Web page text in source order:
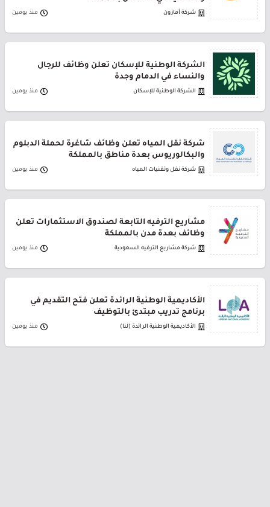
شركة أمازون منذ يومين
الشركة الوطنية للإسكان تعلن وظائف للرجال
والنساء في الدمام وجدة
الشركة الوطنية للإسكان منذ يومين
شركة نقل المياه تعلن وظائف شاغرة لحملة الدبلوم
والبكالوريوس بعدة مناطق بالمملكة
شركة نقل وتقنيات المياه منذ يومين
مشاريع الترفيه التابعة لصندوق الاستثمارات تعلن
وظائف بعدة مدن بالمملكة
شركة مشاريع الترفيه السعودية منذ يومين
الأكاديمية الوطنية الرائدة تعلن فتح التقديم في
برنامج تدريب مبتدئ بالتوظيف
الأكاديمية الوطنية الرائدة (لنا) منذ يومين